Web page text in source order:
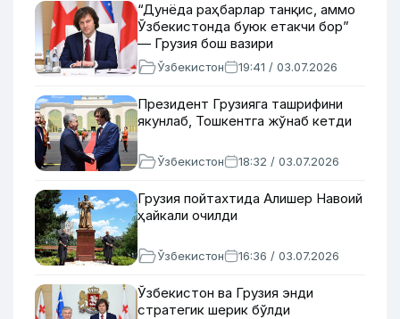
“Дунёда раҳбарлар танқис, аммо
Ўзбекистонда буюк етакчи бор”
— Грузия бош вазири
Ўзбекистон 19:41 / 03.07.2026
Президент Грузияга ташрифини
якунлаб, Тошкентга жўнаб кетди
Ўзбекистон 18:32 / 03.07.2026
Грузия пойтахтида Алишер Навоий
ҳайкали очилди
Ўзбекистон 16:36 / 03.07.2026
Ўзбекистон ва Грузия энди
стратегик шерик бўлди